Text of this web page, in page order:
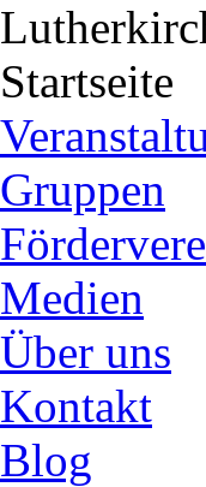
Startseite
Gruppen
Medien
Über uns
Kontakt
Blog